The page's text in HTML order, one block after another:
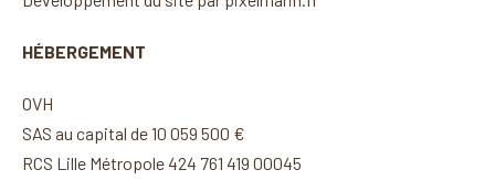
HÉBERGEMENT
OVH
SAS au capital de 10 059 500 €
RCS Lille Métropole 424 761 419 00045